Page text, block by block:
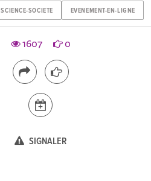
SCIENCE-SOCIETE EVENEMENT-EN-LIGNE
1607 0
SIGNALER